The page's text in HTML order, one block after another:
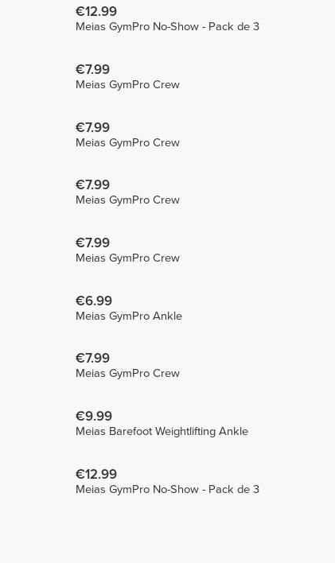
€12.99
Meias GymPro No-Show - Pack de 3
€7.99
Meias GymPro Crew
€7.99
Meias GymPro Crew
€7.99
Meias GymPro Crew
€7.99
Meias GymPro Crew
€6.99
Meias GymPro Ankle
€7.99
Meias GymPro Crew
€9.99
Meias Barefoot Weightlifting Ankle
€12.99
Meias GymPro No-Show - Pack de 3